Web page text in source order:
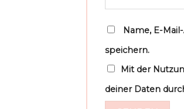
Name, E-
speichern.
Mit der
deiner Daten